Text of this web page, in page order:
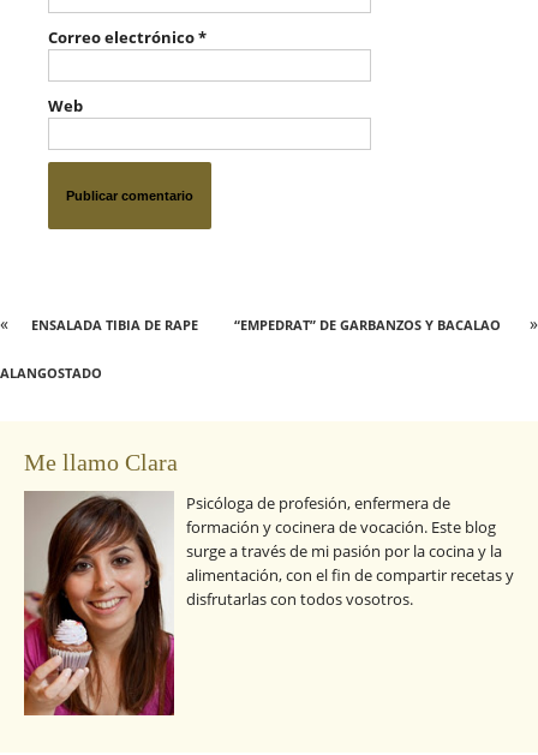
Correo electrónico*
Web
“EMPEDRAT” DE GARBANZOS Y BACALAO »
« ENSALADA TIBIA DE RAPE
ALANGOSTADO
Me llamo Clara
Psicóloga de profesión, enfermera de
formación y cocinera de vocación. Este blog
surge a través de mi pasión por la cocina y la
alimentación, con el fin de compartir recetas y
disfrutarlas con todos vosotros.